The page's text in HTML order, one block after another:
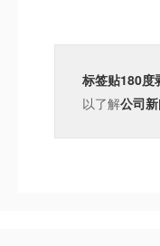
标签贴180度
以了解公司